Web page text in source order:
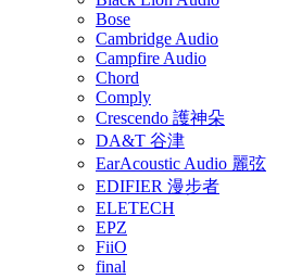
Bose
Cambridge Audio
Campfire Audio
Chord
Comply
Crescendo 護神朵
DA&T 谷津
EarAcoustic Audio 麗弦
EDIFIER 漫步者
ELETECH
EPZ
FiiO
final